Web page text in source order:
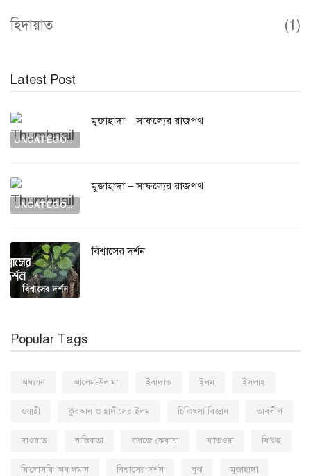
হিদায়াত (1)
Latest Post
UNCATEGORIZED
মুজাহাদা – সাফল্যের রাজপথ
UNCATEGORIZED
মুজাহাদা – সাফল্যের রাজপথ
বিশ্বাসের দর্শন
বিশ্বাসের দর্শন
Popular Tags
অধ্যয়ন আলেম-উলামা ইবাদাত ইলম ইসলাহ
ওয়াহী কুরআন ও হাদীসের ইলম চিকিৎসা বিজ্ঞান তাবলীগ
দাওয়াত নাস্তিকতা ফরজে কেফায়া ফাতওয়া ফিক্বহ
ফিলোসফি অব ঈমান বিশ্বাসের দর্শন বুঝ মুজাহাদা